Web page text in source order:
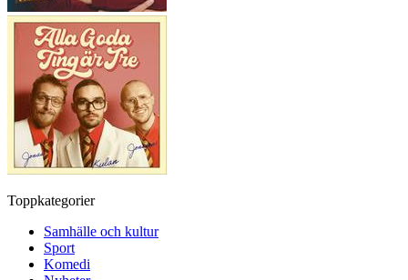
Toppkategorier
Samhälle och kultur
Sport
Komedi